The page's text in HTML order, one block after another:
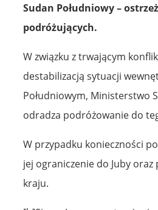
Sudan Południowy –
podróżujących.
W związku z trwającym
destabilizacją sytuacji
Południowym, Ministerstwo
odradza podróżowanie do
W przypadku konieczności
jej ograniczenie do Juby oraz
kraju.